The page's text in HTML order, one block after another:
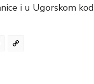
i u Ugorskom
Facebook